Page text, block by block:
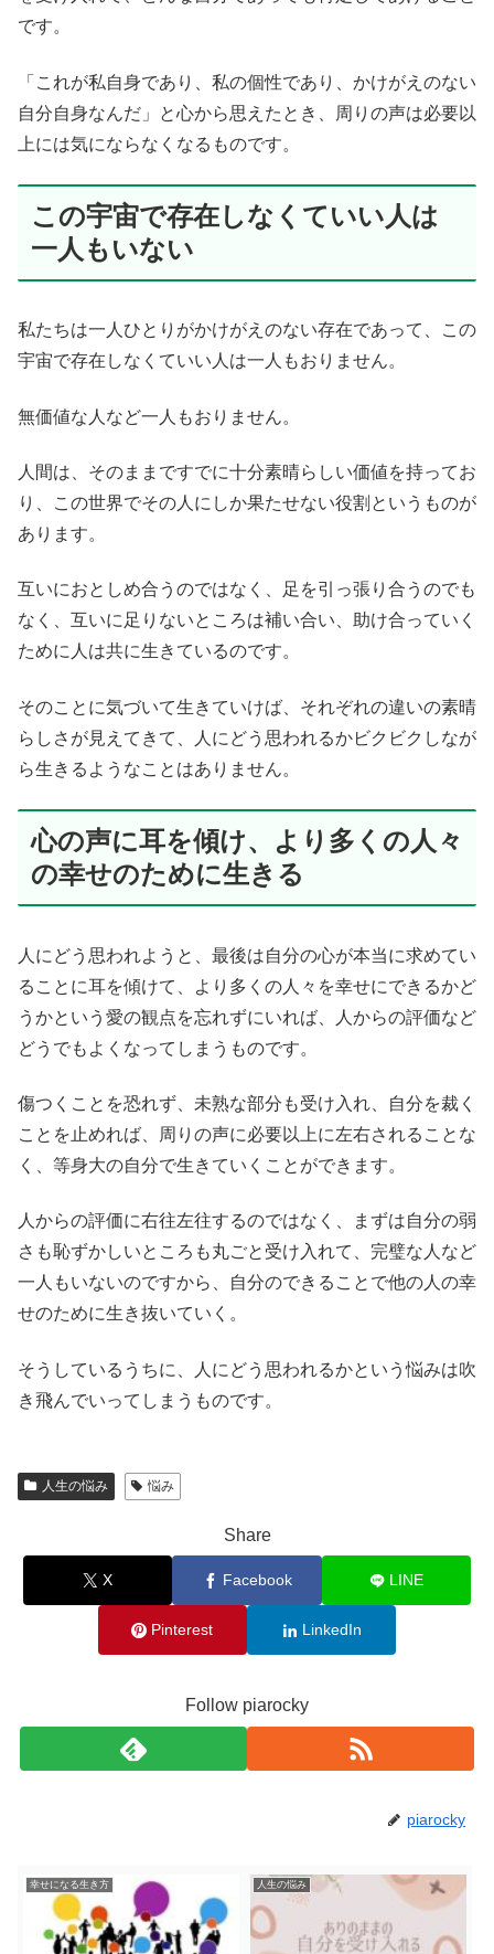
です。
「これが私自身であり、私の個性であり、かけがえのない
自分自身なんだ」と心から思えたとき、周りの声は必要以
上には気にならなくなるものです。
この宇宙で存在しなくていい人は
一人もいない
私たちは一人ひとりがかけがえのない存在であって、この
宇宙で存在しなくていい人は一人もおりません。
無価値な人など一人もおりません。
人間は、そのままですでに十分素晴らしい価値を持ってお
り、この世界でその人にしか果たせない役割というものが
あります。
互いにおとしめ合うのではなく、足を引っ張り合うのでも
なく、互いに足りないところは補い合い、助け合っていく
ために人は共に生きているのです。
そのことに気づいて生きていけば、それぞれの違いの素晴
らしさが見えてきて、人にどう思われるかビクビクしなが
ら生きるようなことはありません。
心の声に耳を傾け、より多くの人々
の幸せのために生きる
人にどう思われようと、最後は自分の心が本当に求めてい
ることに耳を傾けて、より多くの人々を幸せにできるかど
うかという愛の観点を忘れずにいれば、人からの評価など
どうでもよくなってしまうものです。
傷つくことを恐れず、未熟な部分も受け入れ、自分を裁く
ことを止めれば、周りの声に必要以上に左右されることな
く、等身大の自分で生きていくことができます。
人からの評価に右往左往するのではなく、まずは自分の弱
さも恥ずかしいところも丸ごと受け入れて、完璧な人など
一人もいないのですから、自分のできることで他の人の幸
せのために生き抜いていく。
そうしているうちに、人にどう思われるかという悩みは吹
き飛んでいってしまうものです。
人生の悩み 悩み
Share
X Facebook LINE
Pinterest LinkedIn
Follow piarocky
piarocky
幸せになる生き方 人生の悩み